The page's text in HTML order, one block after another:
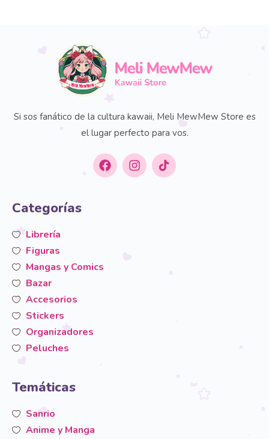
Si sos fanático de la cultura kawaii, Meli MewMew Store es
el lugar perfecto para vos.
Categorías
Librería
Figuras
Mangas y Comics
Bazar
Accesorios
Stickers
Organizadores
Peluches
Temáticas
Sanrio
Anime y Manga